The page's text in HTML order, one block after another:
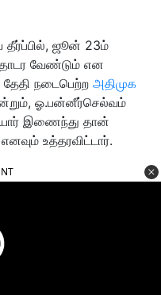
தீர்ப்பில், ஜூன் 23ம்
தொடர வேண்டும் என
தேதி நடைபெற்ற அதிமுக
ஓ.பன்னீர்செல்வம்
இணைந்து தான்
உத்தரவிட்டார்.